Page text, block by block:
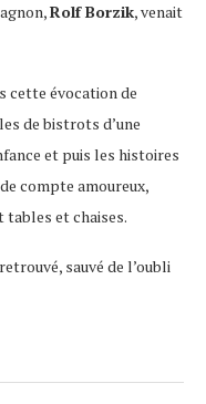
Rolf Borzik, venait
cette évocation de
de bistrots d’une
et puis les histoires
compte amoureux,
et chaises.
sauvé de l’oubli